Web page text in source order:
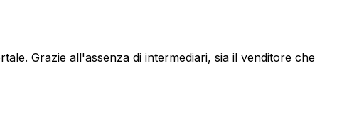
Grazie all'assenza di intermediari, sia il venditore che